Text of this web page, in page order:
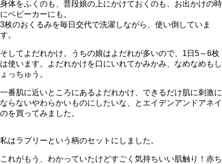
身体をふくのも、普段娘の上にかけておくのも、お出かけの時
にベビーカーにも。
3枚のおくるみを毎日交代で洗濯しながら、使い倒していま
す。
そしてよだれかけ。うちの娘はよだれが多いので、1日5～6枚
は使います。よだれかけを口にいれてかみかみ、なめなめもし
ょっちゅう。
一番肌に近いところにあるよだれかけ、できるだけ肌に刺激に
ならないやわらかいものにしたいな、とエイデンアンドアネイ
のを買ってみました。
私はラブリーという柄のセットにしました。
これがもう、わかっていたけどすごく気持ちいい肌触り！赤ち